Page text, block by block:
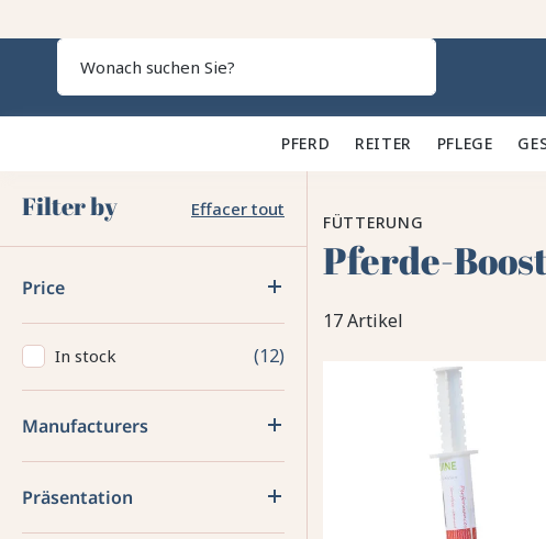
PFERD 🐎 REITER 👕 PFLEGE 🪮
Filter by Effacer tout
Price
In stock 12
Manufacturers
Präsentation
FÜTTERUNG
Pferde-
17 Artikel